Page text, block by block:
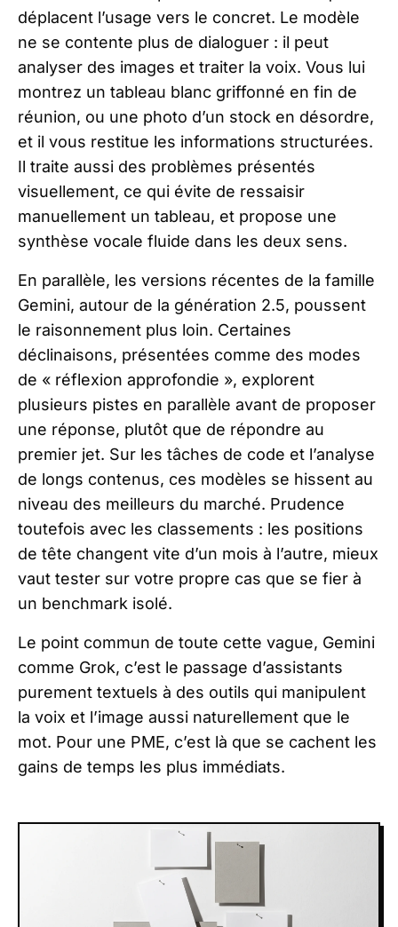
déplacent l’usage vers le concret. Le modèle
ne se contente plus de dialoguer : il peut
analyser des images et traiter la voix. Vous lui
montrez un tableau blanc griffonné en fin de
réunion, ou une photo d’un stock en désordre,
et il vous restitue les informations structurées.
Il traite aussi des problèmes présentés
visuellement, ce qui évite de ressaisir
manuellement un tableau, et propose une
synthèse vocale fluide dans les deux sens.
En parallèle, les versions récentes de la famille
Gemini, autour de la génération 2.5, poussent
le raisonnement plus loin. Certaines
déclinaisons, présentées comme des modes
de « réflexion approfondie », explorent
plusieurs pistes en parallèle avant de proposer
une réponse, plutôt que de répondre au
premier jet. Sur les tâches de code et l’analyse
de longs contenus, ces modèles se hissent au
niveau des meilleurs du marché. Prudence
toutefois avec les classements : les positions
de tête changent vite d’un mois à l’autre, mieux
vaut tester sur votre propre cas que se fier à
un benchmark isolé.
Le point commun de toute cette vague, Gemini
comme Grok, c’est le passage d’assistants
purement textuels à des outils qui manipulent
la voix et l’image aussi naturellement que le
mot. Pour une PME, c’est là que se cachent les
gains de temps les plus immédiats.